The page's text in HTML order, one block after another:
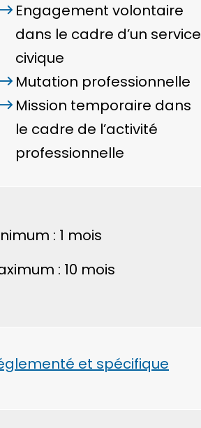
Engagement volontaire
dans le cadre d’un service
civique
Mutation professionnelle
Mission temporaire dans
le cadre de l’activité
professionnelle
: 1 mois
: 10 mois
et spécifique